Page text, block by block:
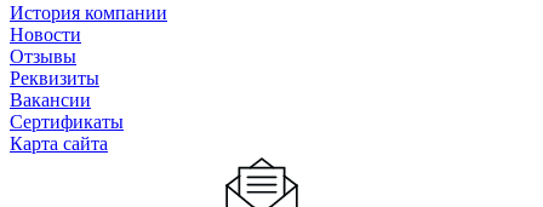
История компании
Новости
Отзывы
Реквизиты
Вакансии
Сертификаты
Карта сайта